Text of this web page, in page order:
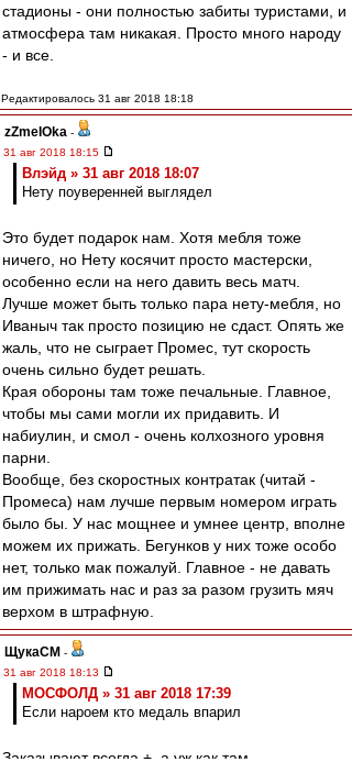
стадионы - они полностью забиты туристами, и
атмосфера там никакая. Просто много народу
- и все.
Редактировалось 31 авг 2018 18:18
zZmeIOka -
31 авг 2018 18:15
Влэйд » 31 авг 2018 18:07
Нету поуверенней выглядел
Это будет подарок нам. Хотя мебля тоже
ничего, но Нету косячит просто мастерски,
особенно если на него давить весь матч.
Лучше может быть только пара нету-мебля, но
Иваныч так просто позицию не сдаст. Опять же
жаль, что не сыграет Промес, тут скорость
очень сильно будет решать.
Края обороны там тоже печальные. Главное,
чтобы мы сами могли их придавить. И
набиулин, и смол - очень колхозного уровня
парни.
Вообще, без скоростных контратак (читай -
Промеса) нам лучше первым номером играть
было бы. У нас мощнее и умнее центр, вполне
можем их прижать. Бегунков у них тоже особо
нет, только мак пожалуй. Главное - не давать
им прижимать нас и раз за разом грузить мяч
верхом в штрафную.
ЩукаСМ -
31 авг 2018 18:13
МОСФОЛД » 31 авг 2018 17:39
Если нароем кто медаль впарил
Заказывают всегда +, а уж как там